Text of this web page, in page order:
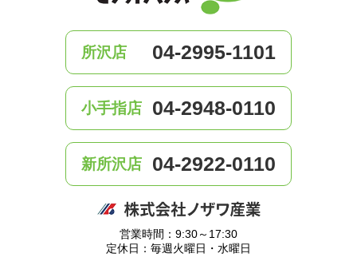
所沢店 04-2995-1101
小手指店 04-2948-0110
新所沢店 04-2922-0110
営業時間：9:30～17:30
定休日：毎週火曜日・水曜日